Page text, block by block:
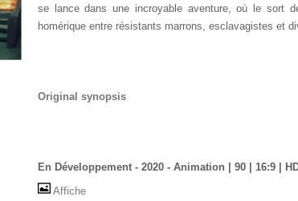
se lance dans une incroyable aventure, où le sort
homérique entre résistants marrons, esclavagistes et
Original synopsis
En Développement - 2020 - Animation | 90 | 16:9 |
Affiche